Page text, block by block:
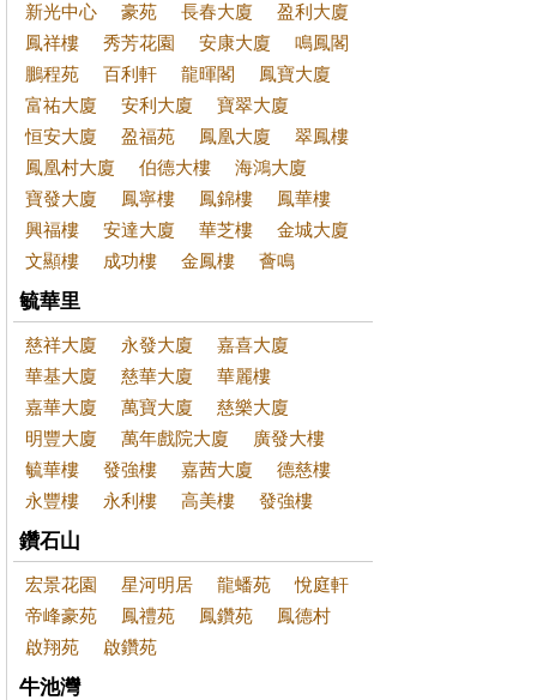
新光中心
豪苑 長春大廈
盈利大廈
鳳祥樓
秀芳花園 安康大廈
鳴鳳閣
鵬程苑
百利軒 龍暉閣
鳳寶大廈
富祐大廈
安利大廈
寶翠大廈
恒安大廈
盈福苑 鳳凰大廈
翠鳳樓
鳳凰村大廈
伯德大樓
海鴻大廈
寶發大廈
鳳寧樓 鳳錦樓
鳳華樓
興福樓
安達大廈 華芝樓
金城大廈
文顯樓
成功樓 金鳳樓 薈鳴
毓華里
慈祥大廈 永發大廈
嘉喜大廈
華基大廈
慈華大廈
華麗樓
嘉華大廈
萬寶大廈
慈樂大廈
明豐大廈
萬年戲院大廈
廣發大樓
毓華樓
發強樓 嘉茜大廈
德慈樓
永豐樓
永利樓 高美樓 發強樓
鑽石山
宏景花園 星河明居 龍蟠苑
悅庭軒
帝峰豪苑
鳳禮苑 鳳鑽苑
鳳德村
啟翔苑
啟鑽苑
牛池灣